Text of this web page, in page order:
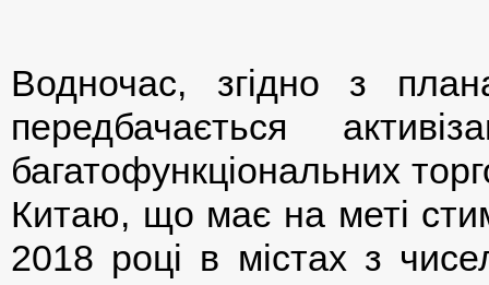
Водночас, згідно з
передбачається
багатофункціональних
Китаю, що має на меті
2018 році в містах з